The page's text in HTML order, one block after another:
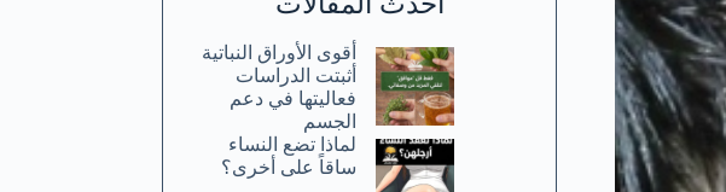
أقوى الأوراق النباتية
أثبتت الدراسات
فعاليتها في دعم
الجسم
لماذا تضع النساء
ساقاً على أخرى؟